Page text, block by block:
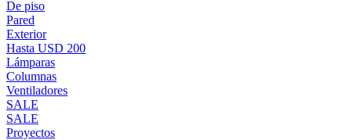
De piso
Pared
Exterior
Hasta USD 200
Lámparas
Columnas
Ventiladores
SALE
SALE
Proyectos